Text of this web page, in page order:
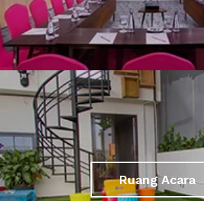
Ruang Acara